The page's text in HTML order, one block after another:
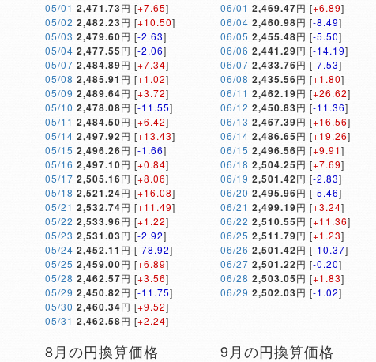
05/01 2,471.73円 [+7.65]
05/02 2,482.23円 [+10.50]
05/03 2,479.60円 [-2.63]
05/04 2,477.55円 [-2.06]
05/07 2,484.89円 [+7.34]
05/08 2,485.91 円 [+1.02]
05/09 2,489.64円 [+3.72]
05/10 2,478.08円 [-11.55]
05/11 2,484.50円 [+6.42]
05/14 2,497.92円 [+13.43]
05/15 2,496.26円 [-1.66]
05/16 2,497.10円 [+0.84]
05/17 2,505.16円 [+8.06]
05/18 2,521.24円 [+16.08]
05/21 2,532.74円 [+11.49]
05/22 2,533.96円 [+1.22]
05/23 2,531.03円 [-2.92]
05/24 2,452.11 円 [-78.92]
05/25 2,459.00円 [+6.89]
05/28 2,462.57円 [+3.56]
05/29 2,450.82円 [-11.75]
05/30 2,460.34円 [+9.52]
05/31 2,462.58円 [+2.24]
06/01 2,469.47円 [+6.89]
06/04 2,460.98円 [-8.49]
06/05 2,455.48円 [-5.50]
06/06 2,441.29円 [-14.19]
06/07 2,433.76円 [-7.53]
06/08 2,435.56円 [+1.80]
06/11 2,462.19円 [+26.62]
06/12 2,450.83円 [-11.36]
06/13 2,467.39円 [+16.56]
06/14 2,486.65円 [+19.26]
06/15 2,496.56円 [+9.91]
06/18 2,504.25円 [+7.69]
06/19 2,501.42円 [-2.83]
06/20 2,495.96円 [-5.46]
06/21 2,499.19円 [+3.24]
06/22 2,510.55円 [+11.36]
06/25 2,511.79円 [+1.23]
06/26 2,501.42円 [-10.37]
06/27 2,501.22円 [-0.20]
06/28 2,503.05円 [+1.83]
06/29 2,502.03円 [-1.02]
8月の円換算価格 9月の円換算価格